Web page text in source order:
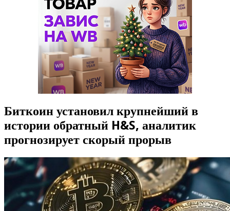
Биткоин установил крупнейший в
истории обратный H&S, аналитик
прогнозирует скорый прорыв